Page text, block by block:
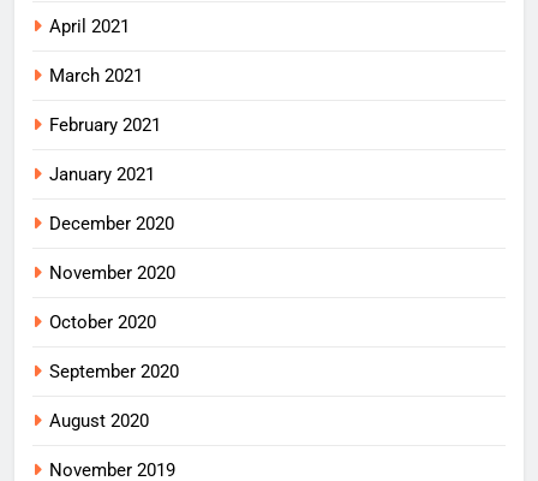
April 2021
March 2021
February 2021
January 2021
December 2020
November 2020
October 2020
September 2020
August 2020
November 2019